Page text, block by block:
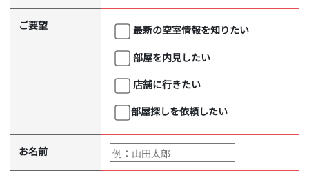
ご要望
最新の空室情報を知りたい
部屋を内見したい
店舗に行きたい
部屋探しを依頼したい
お名前